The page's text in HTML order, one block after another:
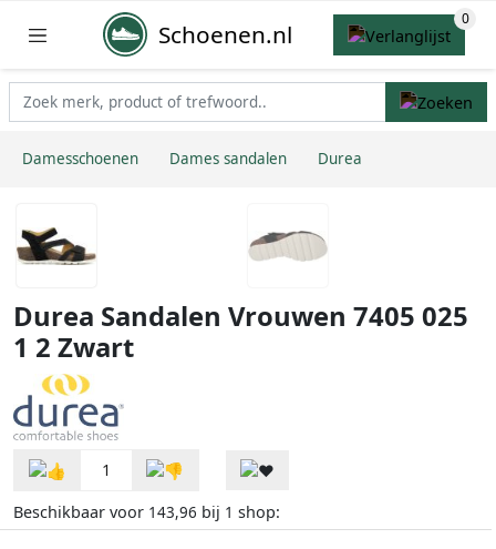
Schoenen.nl
Damesschoenen Dames sandalen Durea
Durea Sandalen Vrouwen 7405 025
1 2 Zwart
1
Beschikbaar voor 143,96 bij 1 shop: